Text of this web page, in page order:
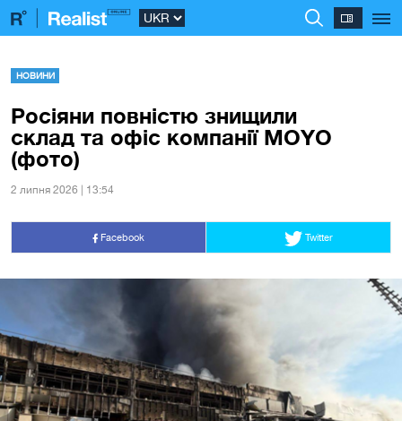
НОВИНИ
Росіяни повністю знищили
склад та офіс компанії MOYO
(фото)
2 липня 2026 | 13:54
Facebook Twitter